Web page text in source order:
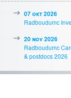
07 okt 2026
Radboudumc
20 nov 2026
Radboudumc
& postdocs 2026